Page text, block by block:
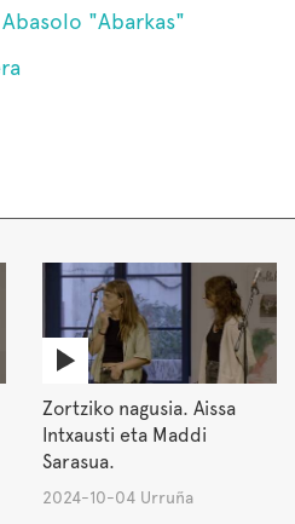
"Abarkas"
Zortziko nagusia. Aissa
Intxausti eta Maddi
Sarasua.
2024-10-04 Urruña